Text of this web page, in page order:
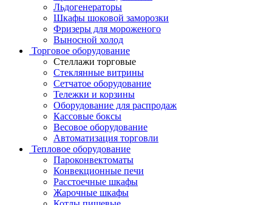
Льдогенераторы
Шкафы шоковой заморозки
Фризеры для мороженого
Выносной холод
Торговое оборудование
Стеллажи торговые
Стеклянные витрины
Сетчатое оборудование
Тележки и корзины
Оборудование для распродаж
Кассовые боксы
Весовое оборудование
Автоматизация торговли
Тепловое оборудование
Пароконвектоматы
Конвекционные печи
Расстоечные шкафы
Жарочные шкафы